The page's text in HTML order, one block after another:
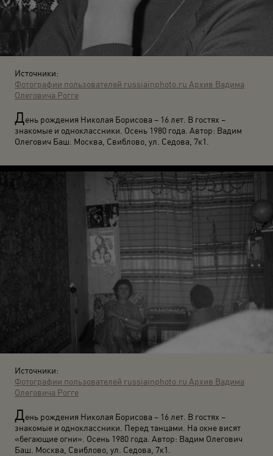
Источники:
Фотографии пользователей russiainphoto.ru Архив Вадима
Олеговича Рогге
День рождения Николая Борисова – 16 лет. В гостях –
знакомые и одноклассники. Осень 1980 года. Автор: Вадим
Олегович Баш. Москва, Свиблово, ул. Седова, 7к1.
Источники:
Фотографии пользователей russiainphoto.ru Архив Вадима
Олеговича Рогге
День рождения Николая Борисова – 16 лет. В гостях –
знакомые и одноклассники. Перед танцами. На окне висят
«бегающие огни». Осень 1980 года. Автор: Вадим Олегович
Баш. Москва, Свиблово, ул. Седова, 7к1.